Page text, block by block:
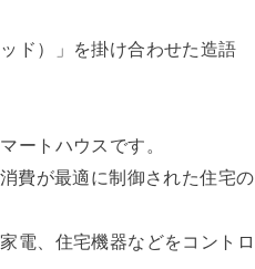
ド）」を掛け合わせた造語
ートハウスです。
費が最適に制御された住宅の
電、住宅機器などをコントロ